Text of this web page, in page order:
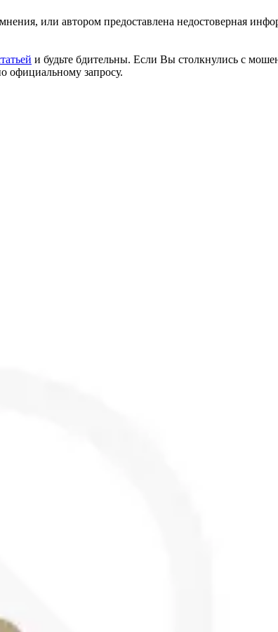
или автором предоставлена недостоверная
и будьте бдительны. Если Вы столкнулись с
официальному запросу.